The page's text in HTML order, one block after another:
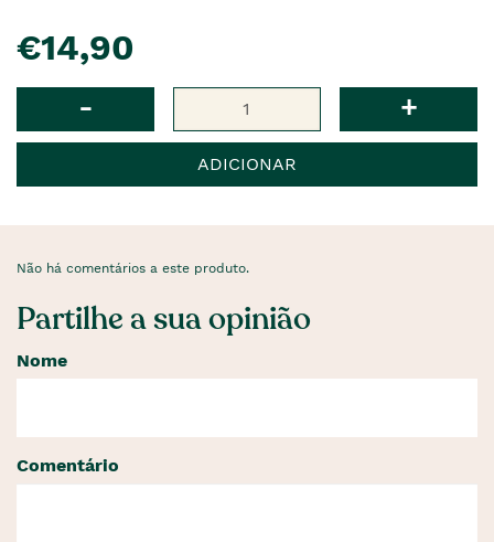
€14,90
- +
ADICIONAR
Não há comentários a este produto.
Partilhe a sua opinião
Nome
Comentário